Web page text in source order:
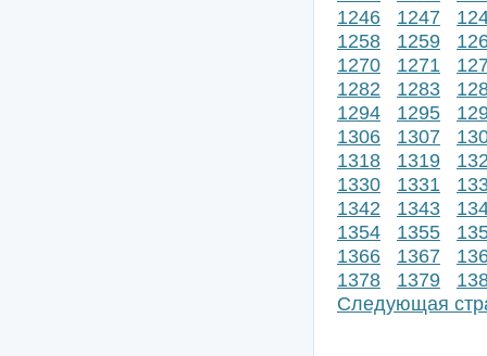
1246
1247
1258
1259
1270
1271
1282
1283
1294
1295
1306
1307
1318
1319
1330
1331
1342
1343
1354
1355
1366
1367
1378
1379
Следующая